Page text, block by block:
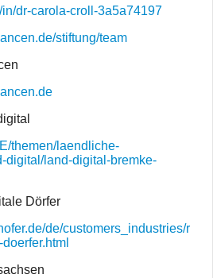
dr-carola-croll-3a5a74197
stiftung/team
themen/laendliche-
digital/land-digital-bremke-
Dörfer
de/customers_industries/r